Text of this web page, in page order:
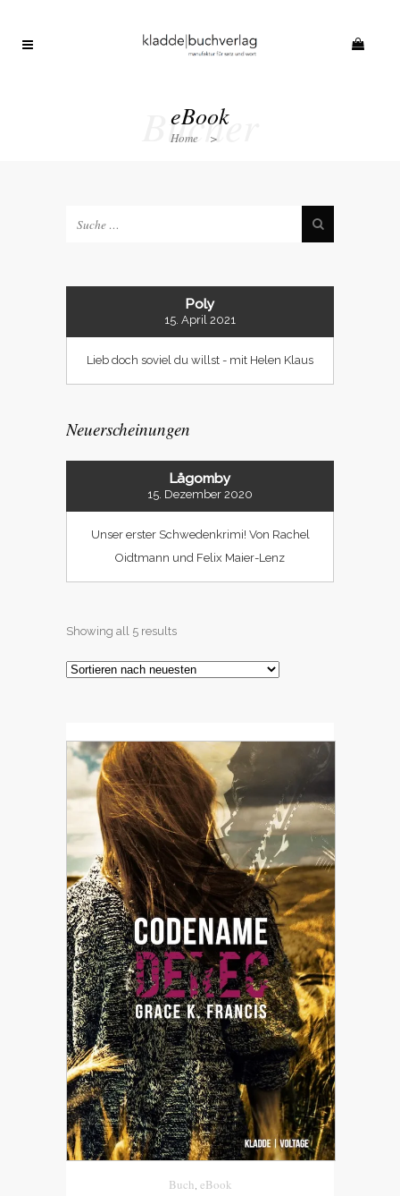
Bücher
eBook
Home >
Poly
15. April 2021
Lieb doch soviel du willst - mit Helen Klaus
Neuerscheinungen
Lågomby
15. Dezember 2020
Unser erster Schwedenkrimi! Von Rachel
Oidtmann und Felix Maier-Lenz
Showing all 5 results
Buch, eBook